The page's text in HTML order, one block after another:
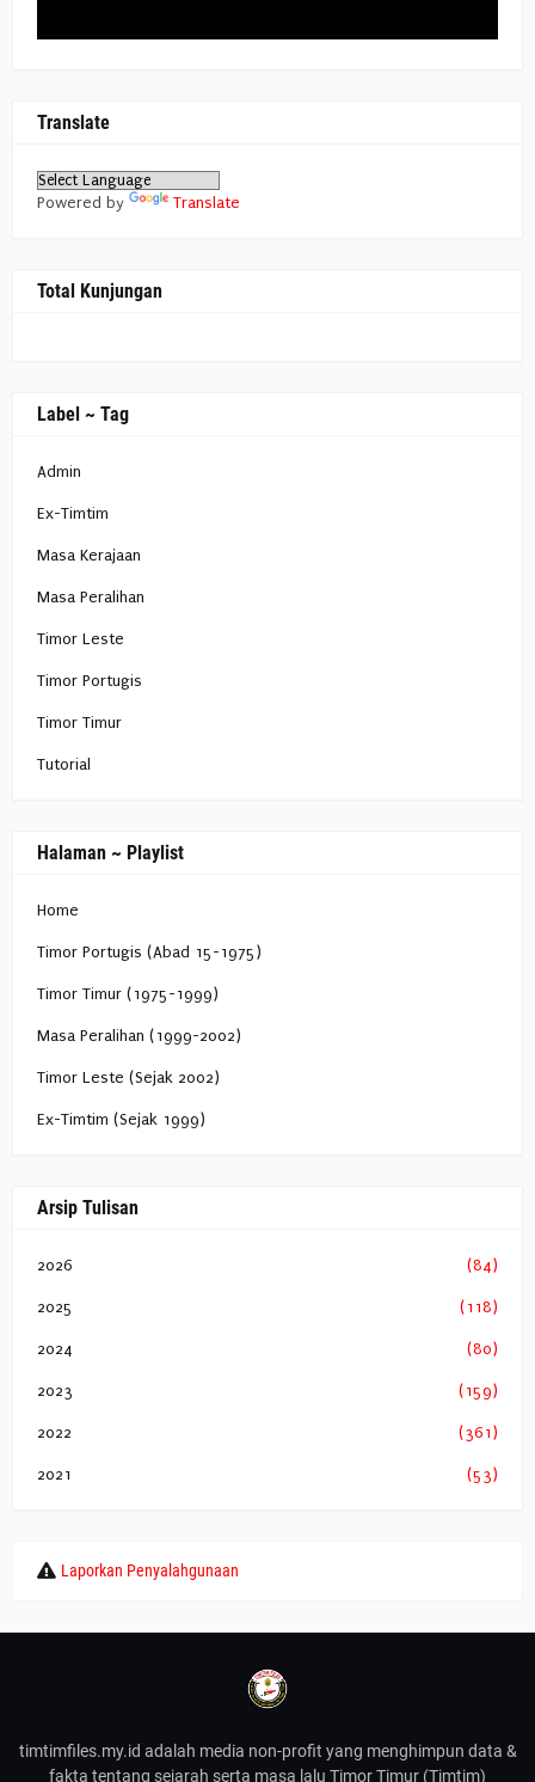
Translate
Powered by Translate
Total Kunjungan
Label ~ Tag
Admin
Ex-Timtim
Masa Kerajaan
Masa Peralihan
Timor Leste
Timor Portugis
Timor Timur
Tutorial
Halaman ~ Playlist
Home
Timor Portugis (Abad 15-1975)
Timor Timur (1975-1999)
Masa Peralihan (1999-2002)
Timor Leste (Sejak 2002)
Ex-Timtim (Sejak 1999)
Arsip Tulisan
2026 (84)
2025 (118)
2024 (80)
2023 (159)
2022 (361)
2021 (53)
Laporkan Penyalahgunaan
timtimfiles.my.id adalah media non-profit yang menghimpun data &
fakta tentang sejarah serta masa lalu Timor Timur (Timtim)